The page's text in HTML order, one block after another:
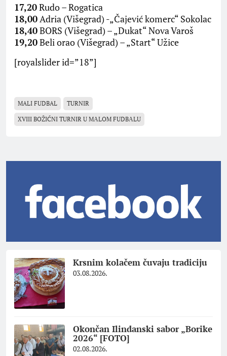
17,20Rudo – Rogatica
18,00 Adria (Višegrad) -„Čajević komerc“ Sokolac
18,40BORS (Višegrad) – „Dukat“ Nova Varoš
19,20Beli orao (Višegrad) – „Start“ Užice
[royalslider id=”18”]
MALI FUDBAL TURNIR
XVIII BOŽIĆNI TURNIR U MАLOM FUDBАLU
Krsnim kolačem čuvaju tradiciju
03.08.2026.
Okončan Ilindanski sabor „Borike
2026“ [FOTO]
02.08.2026.